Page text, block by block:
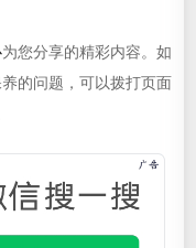
为您分享的精彩内容。如
的问题，可以拨打页面